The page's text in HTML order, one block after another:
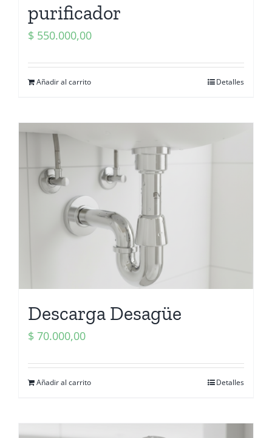
purificador
$ 550.000,00
Añadir al carrito Detalles
Descarga Desagüe
$ 70.000,00
Añadir al carrito Detalles